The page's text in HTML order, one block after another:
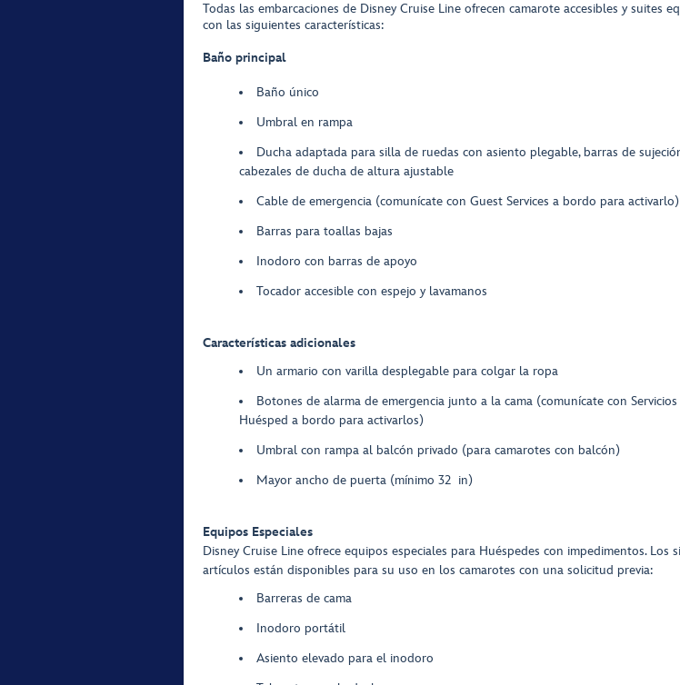
Todas las embarcaciones de Disney Cruise Line ofrecen camarote accesibles y suites
con las siguientes características:
Baño principal
Baño único
Umbral en rampa
Ducha adaptada para silla de ruedas con asiento plegable, barras de
cabezales de ducha de altura ajustable
Cable de emergencia (comunícate con Guest Services a bordo para activarlo)
Barras para toallas bajas
Inodoro con barras de apoyo
Tocador accesible con espejo y lavamanos
Características adicionales
Un armario con varilla desplegable para colgar la ropa
Botones de alarma de emergencia junto a la cama (comunícate con
Huésped a bordo para activarlos)
Umbral con rampa al balcón privado (para camarotes con balcón)
Mayor ancho de puerta (mínimo 32 in)
Equipos Especiales
Disney Cruise Line ofrece equipos especiales para Huéspedes con impedimentos. Los
artículos están disponibles para su uso en los camarotes con una solicitud previa:
Barreras de cama
Inodoro portátil
Asiento elevado para el inodoro